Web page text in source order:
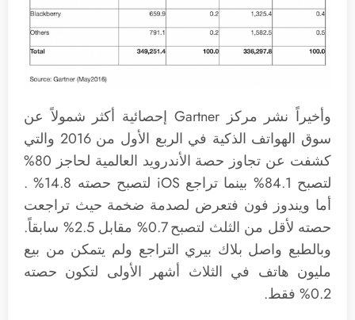
وأخيراً نشر مركز Gartner إحصائية أكثر شمولاً عن
سوق الهواتف الذكية في الربع الأول من 2016 والتي
كشفت عن تجاوز حصة الأندرويد العالمية لحاجز 80%
لتصبح 84.1% بينما تراجع iOS لتصبح حصته 14.8% .
أما ويندوز فون فتعرض لصدمة ضخمة حيث تراجعت
حصته لأقل من الثلث لتصبح 0.7% مقابل 2.5% سابقاً.
وبالطبع واصل بلاك بيري التراجع ولم يتمكن من بيع
مليون هاتف في الثلاث أشهر الأولى لتكون حصته
0.2% فقط.